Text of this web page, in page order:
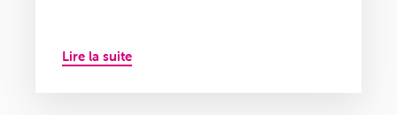
Lire la suite